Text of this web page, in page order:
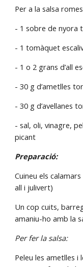
Per a la salsa
- 1 sobre de nyora
- 1 tomàquet
- 1 o 2 grans d’all
- 30 g d’ametlles
- 30 g d’avellanes
- sal, oli, vinagre,
picant
Preparació:
Cuineu els
all i julivert)
Un cop cuits,
amaniu-ho amb la
Per fer la salsa:
Peleu les ametlles i